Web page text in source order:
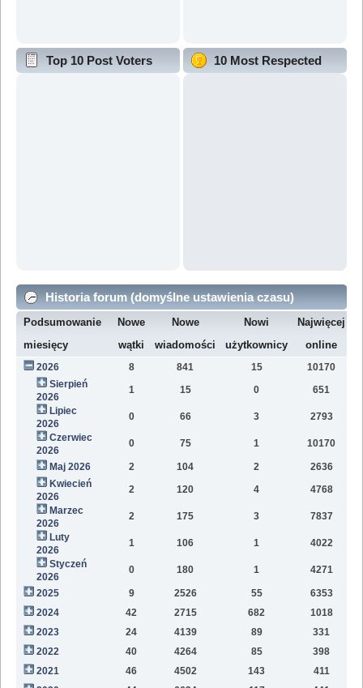
Top 10 Post Voters 10 Most Respected
Historia forum (domyślne ustawienia czasu)
Podsumowanie
miesięcy
Nowe
wątki
Nowe
wiadomości
Nowi
użytkownicy
Najwięcej
online
2026 8 841 15 10170
Sierpień
2026
1 15 0 651
Lipiec
2026
0 66 3 2793
Czerwiec
2026
0 75 1 10170
Maj 2026 2 104 2 2636
Kwiecień
2026
2 120 4 4768
Marzec
2026
2 175 3 7837
Luty
2026
1 106 1 4022
Styczeń
2026
0 180 1 4271
2025 9 2526 55 6353
2024
42 2715 682 1018
2023
24 4139 89 331
2022
40 4264 85 398
2021
46 4502 143 411